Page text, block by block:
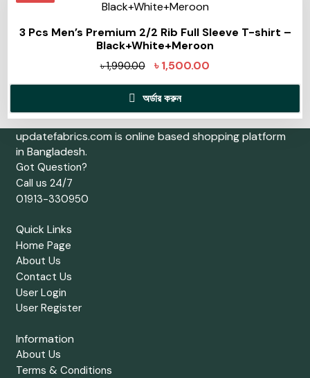
3 Pcs Men’s Premium 2/2 Rib Full Sleeve T-shirt –
Black+White+Meroon
৳1,990.00 ৳1,500.00
অর্ডার করুন
updatefabrics.com is online based shopping platform
in Bangladesh.
Got Question?
Call us 24/7
01913-330950
Quick Links
Home Page
About Us
Contact Us
User Login
User Register
Information
About Us
Terms & Conditions